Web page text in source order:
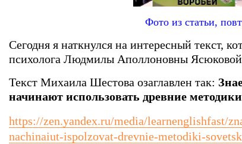
Фото из статьи,
Сегодня я наткнулся на интересный текст,
психолога Людмилы Аполлоновны
Текст Михаила Шестова озаглавлен так:
начинают использовать древние
https://zen.yandex.ru/media/learnenglishfast/
nachinaiut-ispolzovat-drevnie-metodiki-